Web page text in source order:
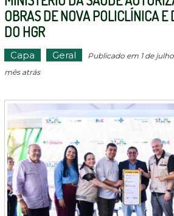
OBRAS DE NOVA POLICLÍNICA E
DO HGR
Capa Geral
Publicado em 1 de julho
mês atrás